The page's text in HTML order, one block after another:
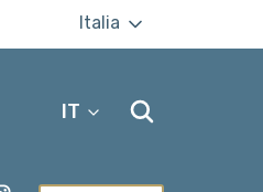
Italia
IT